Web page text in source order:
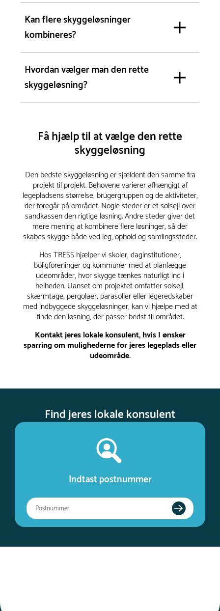
Kan flere skyggeløsninger
kombineres?
Hvordan vælger man den rette
skyggeløsning?
Få hjælp til at vælge den rette
skyggeløsning
Den bedste skyggeløsning er sjældent den samme fra
projekt til projekt. Behovene varierer afhængigt af
legepladsens størrelse, brugergruppen og de aktiviteter,
der foregår på området. Nogle steder er et solsejl over
sandkassen den rigtige løsning. Andre steder giver det
mere mening at kombinere flere løsninger, så der
skabes skygge både ved leg, ophold og samlingssteder.
Hos TRESS hjælper vi skoler, daginstitutioner,
boligforeninger og kommuner med at planlægge
udeområder, hvor skygge tænkes naturligt ind i
helheden. Uanset om projektet omfatter solsejl,
skærmtage, pergolaer, parasoller eller legeredskaber
med indbyggede skyggeløsninger, kan vi hjælpe med at
finde den løsning, der passer bedst til området.
Kontakt jeres lokale konsulent, hvis I ønsker
sparring om mulighederne for jeres legeplads eller
udeområde.
Find jeres lokale konsulent
Indtast postnummer